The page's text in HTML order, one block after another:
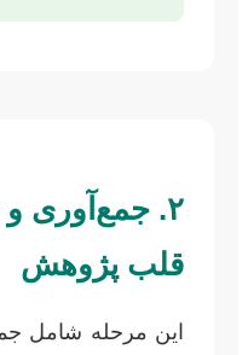
۲. جمع‌آوری و
قلب پژوهش
این مرحله شامل